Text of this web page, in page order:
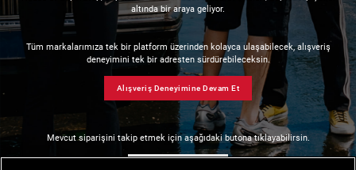
altında bir araya geliyor.
Tüm markalarımıza tek bir platform üzerinden kolayca ulaşabilecek, alışveriş
deneyimini tek bir adresten sürdürebileceksin.
Alışveriş Deneyimine Devam Et
Mevcut siparişini takip etmek için aşağıdaki butona tıklayabilirsin.